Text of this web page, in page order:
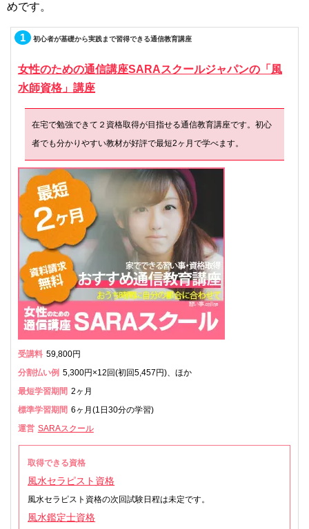
めです。
1 初心者が基礎から実践まで習得できる通信教育講座
女性のための通信講座SARAスクールジャパンの「風
水師資格」講座
在宅で勉強できて２資格取得が目指せる通信教育講座です。初心
者でも分かりやすい教材が好評で最短2ヶ月で学べます。
受講料 59,800円
分割払い例 5,300円×12回(初回5,457円)、ほか
最短学習期間 2ヶ月
標準学習期間 6ヶ月(1日30分の学習)
運営 SARAスクール
取得できる資格
風水セラピスト資格
風水セラピスト資格の次回試験日程は未定です。
風水鑑定士資格